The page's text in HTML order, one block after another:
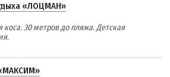
«ЛОЦМАН»
коса. 30 метров до пляжа. Детская